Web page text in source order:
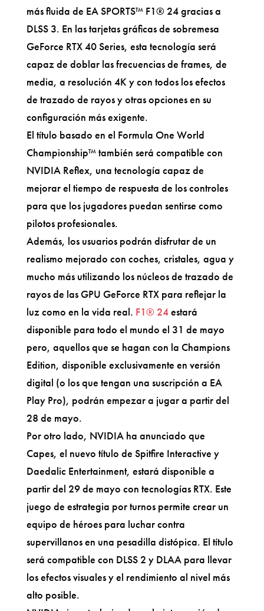
más fluida de EA SPORTS™ F1® 24 gracias a
DLSS 3. En las tarjetas gráficas de sobremesa
GeForce RTX 40 Series, esta tecnología será
capaz de doblar las frecuencias de frames, de
media, a resolución 4K y con todos los efectos
de trazado de rayos y otras opciones en su
configuración más exigente.
El título basado en el Formula One World
Championship™ también será compatible con
NVIDIA Reflex, una tecnología capaz de
mejorar el tiempo de respuesta de los controles
para que los jugadores puedan sentirse como
pilotos profesionales.
Además, los usuarios podrán disfrutar de un
realismo mejorado con coches, cristales, agua y
mucho más utilizando los núcleos de trazado de
rayos de las GPU GeForce RTX para reflejar la
luz como en la vida real. F1® 24estará
disponible para todo el mundo el 31 de mayo
pero, aquellos que se hagan con la Champions
Edition, disponible exclusivamente en versión
digital (o los que tengan una suscripción a EA
Play Pro), podrán empezar a jugar a partir del
28 de mayo.
Por otro lado, NVIDIA ha anunciado que
Capes, el nuevo título de Spitfire Interactive y
Daedalic Entertainment, estará disponible a
partir del 29 de mayo con tecnologías RTX. Este
juego de estrategia por turnos permite crear un
equipo de héroes para luchar contra
supervillanos en una pesadilla distópica. El título
será compatible con DLSS 2 y DLAA para llevar
los efectos visuales y el rendimiento al nivel más
alto posible.